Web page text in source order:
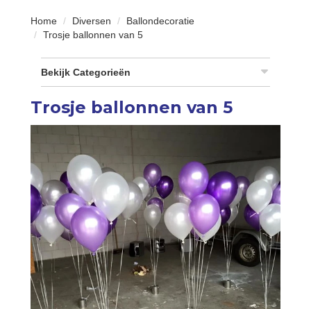
Home Diversen
Ballondecoratie
Trosje ballonnen van 5
Bekijk Categorieën
Trosje ballonnen van 5